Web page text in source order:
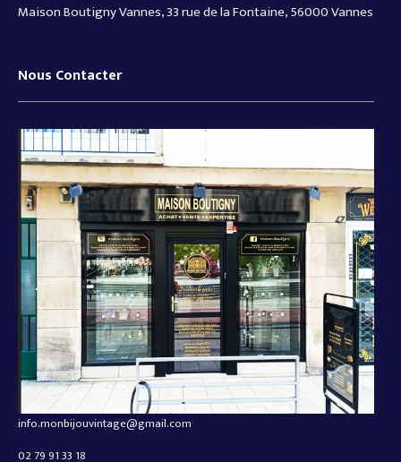
Maison Boutigny Vannes, 33 rue de la Fontaine, 56000 Vannes
Nous Contacter
info.monbijouvintage@gmail.com
02 79 91 33 18